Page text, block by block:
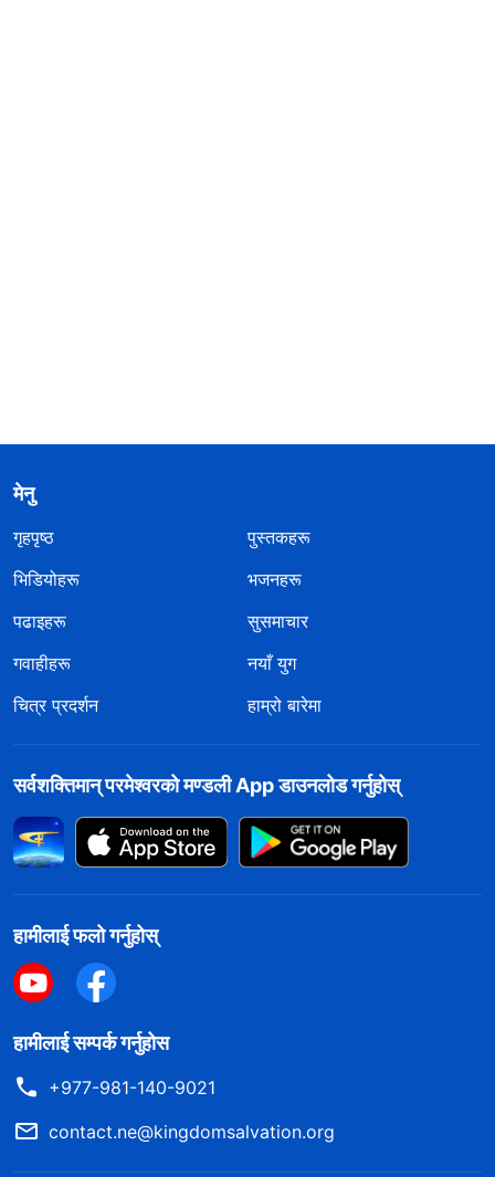
मेनु
गृहपृष्ठ
पुस्तकहरू
भिडियोहरू
भजनहरू
पढाइहरू
सुसमाचार
गवाहीहरू
नयाँ युग
चित्र प्रदर्शन
हाम्रो बारेमा
सर्वशक्तिमान्‌ परमेश्‍वरको मण्डली App डाउनलोड गर्नुहोस्
हामीलाई फलो गर्नुहोस्
हामीलाई सम्पर्क गर्नुहोस
+977-981-140-9021
contact.ne@kingdomsalvation.org